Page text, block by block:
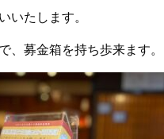
いたします。
、募金箱を持ち歩来ます。